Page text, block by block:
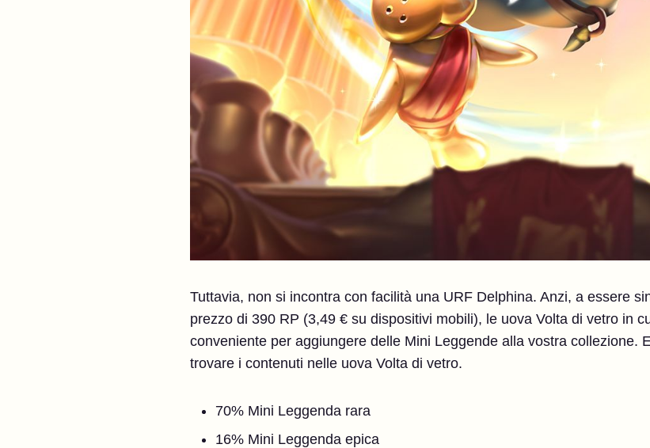
Tuttavia, non si incontra con facilità una URF Delphina. Anzi, a essere
prezzo di 390 RP (3,49 € su dispositivi mobili), le uova Volta di vetro in
conveniente per aggiungere delle Mini Leggende alla vostra collezione.
trovare i contenuti nelle uova Volta di vetro.
70% Mini Leggenda rara
16% Mini Leggenda epica